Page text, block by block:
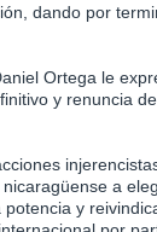
dando por
Ortega le
y renuncia
a
y